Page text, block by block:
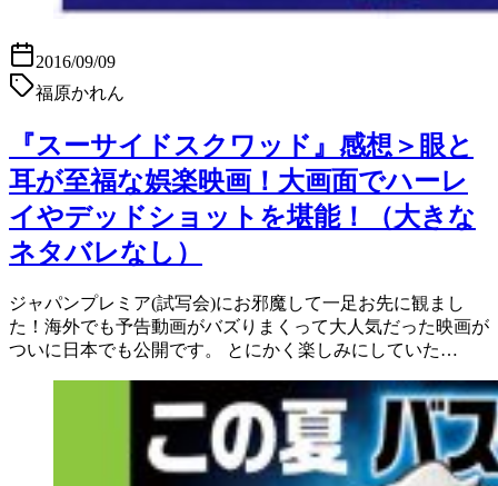
2016/09/09
福原かれん
『スーサイドスクワッド』感想＞眼と
耳が至福な娯楽映画！大画面でハーレ
イやデッドショットを堪能！（大きな
ネタバレなし）
ジャパンプレミア(試写会)にお邪魔して一足お先に観まし
た！海外でも予告動画がバズりまくって大人気だった映画が
ついに日本でも公開です。 とにかく楽しみにしていた…